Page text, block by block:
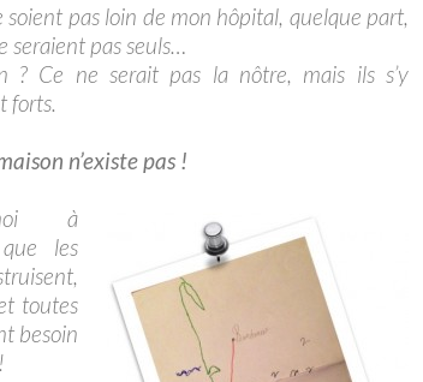
soient pas loin de mon hôpital, quelque part,
seraient pas seuls…
? Ce ne serait pas la nôtre, mais ils s’y
forts.
n’existe pas !
à
que les
toutes
besoin